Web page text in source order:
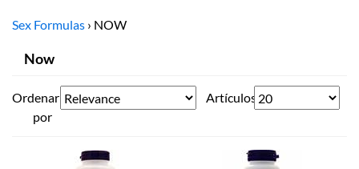
Sex Formulas › NOW
Now
Ordenar
por
Artículos